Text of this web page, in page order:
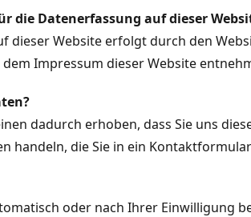
die Datenerfassung auf dieser
dieser Website erfolgt durch den
Impressum dieser Website
dadurch erhoben, dass Sie uns
handeln, die Sie in ein
oder nach Ihrer Einwilligung